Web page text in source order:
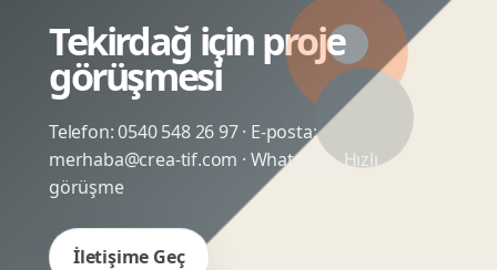
Tekirdağ için proje
görüşmesi
Telefon:0540 548 26 97· E-posta:
merhaba@crea-tif.com · WhatsApp:Hızlı
görüşme
İletişime Geç